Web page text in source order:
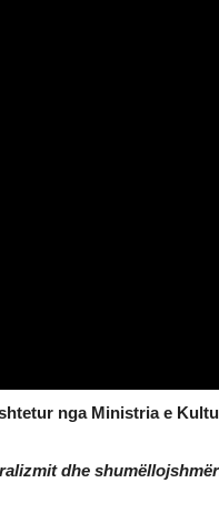
nga Ministria e
dhe